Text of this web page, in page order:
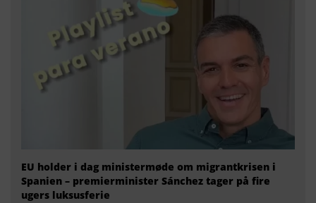
EU holder i dag ministermøde om migrantkrisen i
Spanien – premierminister Sánchez tager på fire
ugers luksusferie